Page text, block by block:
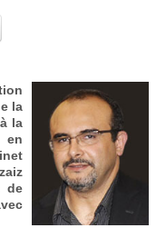
la
la
en
de